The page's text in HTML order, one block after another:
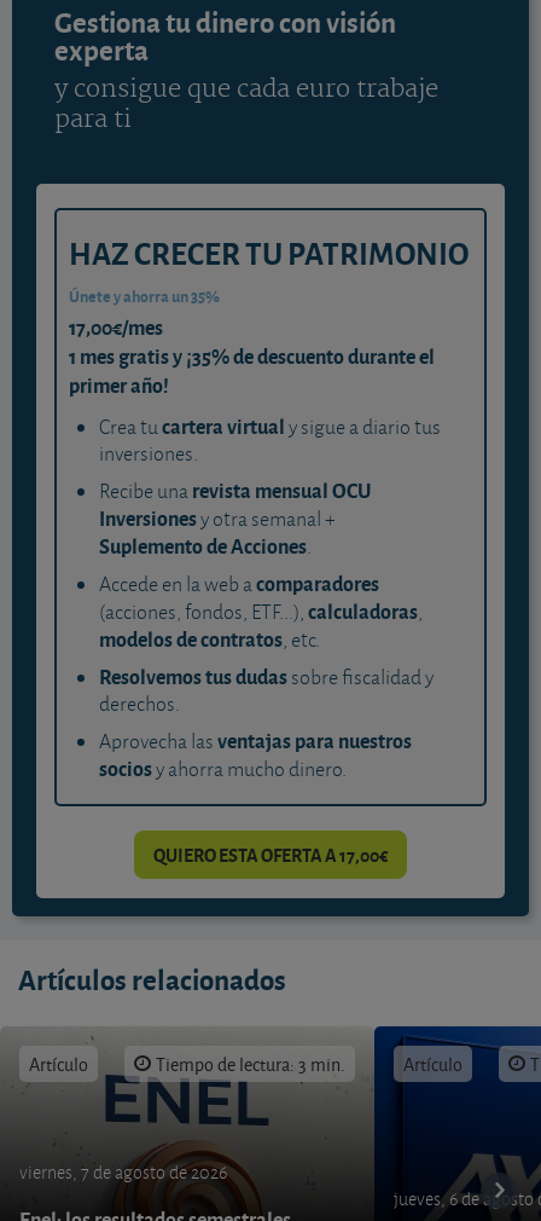
Gestiona tu dinero con visión
experta
y consigue que cada euro trabaje
para ti
HAZ CRECER TU PATRIMONIO
Únete y ahorra un 35%
17,00€/mes
1 mes gratis y ¡35% de descuento durante el
primer año!
Crea tucartera virtualy sigue a diario tus
inversiones.
Recibe unarevista mensual OCU
Inversionesy otra semanal +
Suplemento de Acciones.
Accede en la web acomparadores
(acciones, fondos, ETF...),calculadoras,
modelos de contratos, etc.
Resolvemos tus dudassobre fiscalidad y
derechos.
Aprovecha lasventajas para nuestros
sociosy ahorra mucho dinero.
QUIERO ESTA OFERTA A 17,00€
Artículos relacionados
Artículo Tiempo de lectura: 3 min.
viernes, 7 de agosto de 2026
Artículo
jueves, 6 de agosto